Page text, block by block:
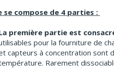
se compose de 4 parties :
première partie est
pour la fourniture de
capteurs à concentration sont
Rarement